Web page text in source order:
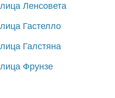
Ленсовета
Гастелло
Галстяна
Фрунзе